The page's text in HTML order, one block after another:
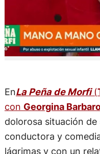
EnLa Peña de Morfi(
con Georgina
dolorosa situación
conductora y
lágrimas y con un